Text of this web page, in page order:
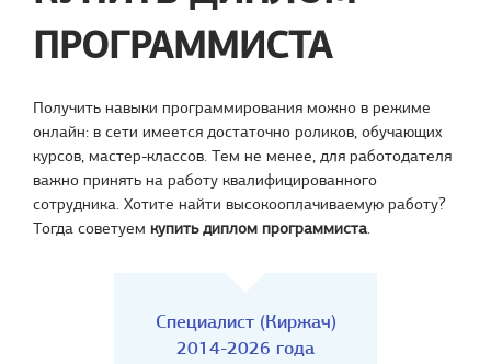
ПРОГРАММИСТА
Получить навыки программирования можно в режиме
онлайн: в сети имеется достаточно роликов, обучающих
курсов, мастер-классов. Тем не менее, для работодателя
важно принять на работу квалифицированного
сотрудника. Хотите найти высокооплачиваемую работу?
Тогда советуем купить диплом программиста.
Специалист (Киржач)
2014-2026 года